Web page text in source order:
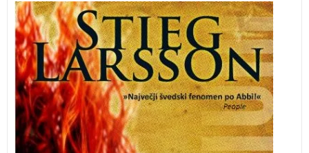
2. del serije Milenium. Mikael je sredi nove preiskave,
povezane s prostitucijo in trgovino z ljudmi, v katero
so vpleteni visoki predstavniki švedske družbe …
Zbirka najboljših kriminalk na svetu – prodanih je več
kot 100 milijonov izvodov iz serije!